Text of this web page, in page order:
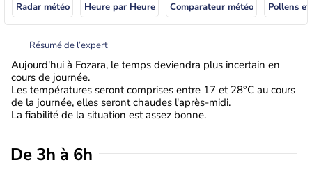
Radar météo Heure par Heure Comparateur météo Pollens
Résumé de l’expert
Aujourd'hui à Fozara, le temps deviendra plus incertain en
cours de journée.
Les températures seront comprises entre 17 et 28°C au cours
de la journée, elles seront chaudes l'après-midi.
La fiabilité de la situation est assez bonne.
De 3h à 6h